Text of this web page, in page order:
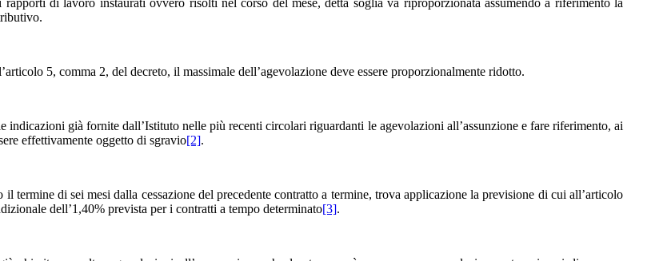
di lavoro instaurati ovvero risolti nel corso del mese, detta soglia va riproporzionata assumendo a riferimento la
5, comma 2, del decreto, il massimale dell’agevolazione deve essere proporzionalmente ridotto.
già fornite dall’Istituto nelle più recenti circolari riguardanti le agevolazioni all’assunzione e fare riferimento, ai
effettivamente oggetto di sgravio[2].
termine di sei mesi dalla cessazione del precedente contratto a termine, trova applicazione la previsione di cui all’articolo
dell’1,40% prevista per i contratti a tempo determinato[3].